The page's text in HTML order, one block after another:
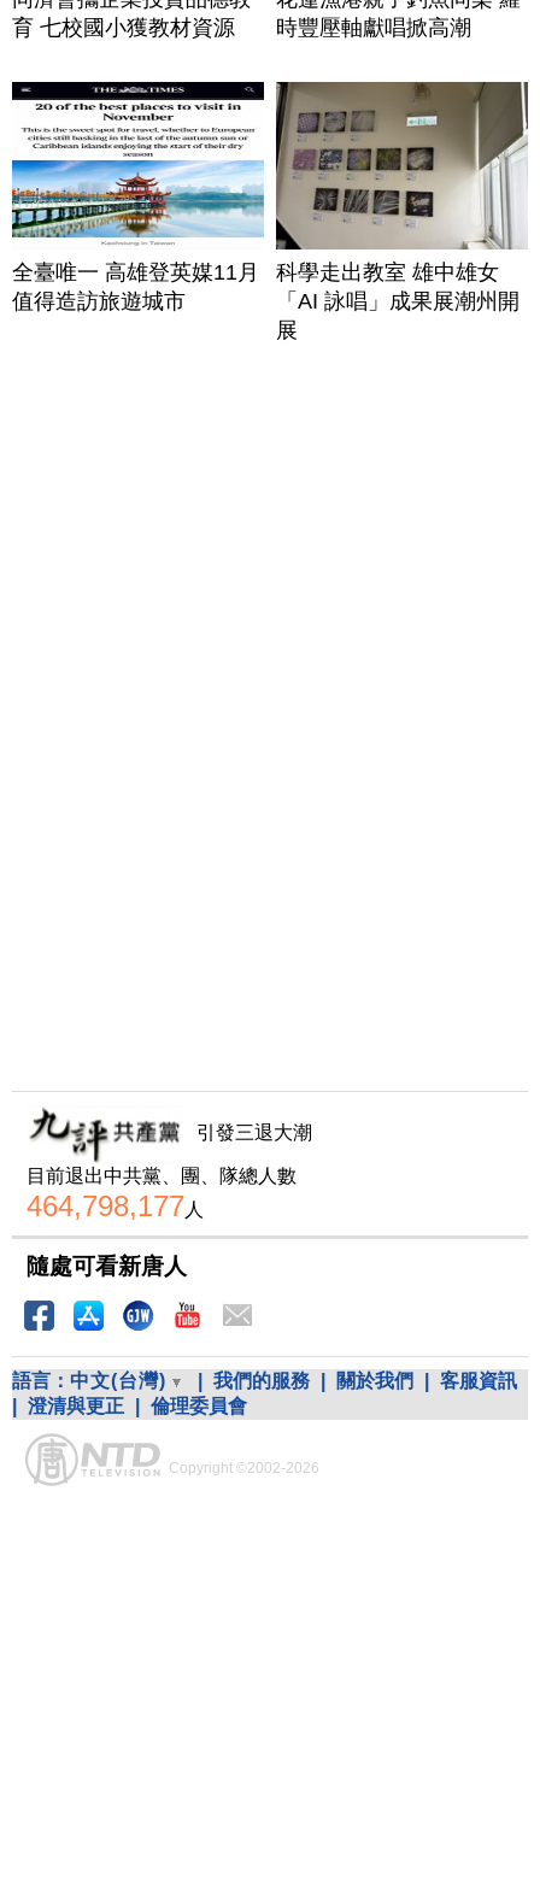
育 七校國小獲教材資源
時豐壓軸獻唱掀高潮
全臺唯一 高雄登英媒11月
值得造訪旅遊城市
科學走出教室 雄中雄女
「AI 詠唱」成果展潮州開
展
引發三退大潮
目前退出中共黨、團、隊總人數
464,798,177人
隨處可看新唐人
語言： 中文(台灣) 我們的服務 關於我們
客服資訊
澄清與更正 倫理委員會
Copyright ©2002-2026